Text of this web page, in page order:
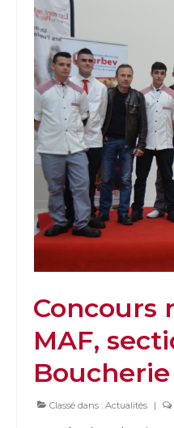
Concours
MAF,
Boucherie
Classé dans : Actualités |